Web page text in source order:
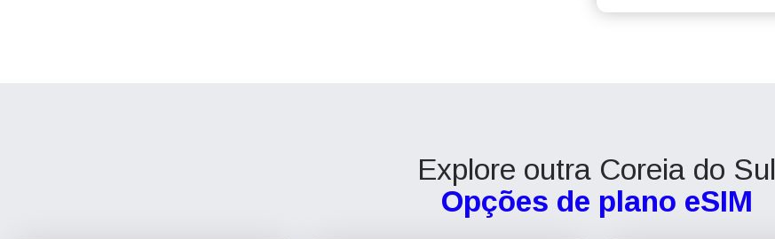
Explore outra Coreia do Sul
Opções de plano eSIM